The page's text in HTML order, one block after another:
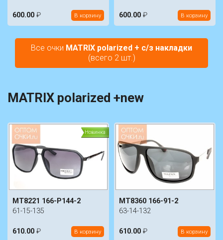
600.00 ₽ В корзину 600.00 ₽ В корзину
Все очки MATRIX polarized + с/з накладки
(всего 2 шт.)
MATRIX polarized +new
Новинка
MT8221 166-P144-2
61-15-135
610.00 ₽ В корзину
MT8360 166-91-2
63-14-132
610.00 ₽ В корзину